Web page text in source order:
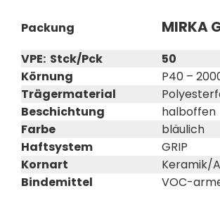
Packung MIRKA
VPE: Stck/Pck
50
Körnung
P40 –
Trägermaterial
Beschichtung
halboffen
Farbe
bläulich
Haftsystem
GRIP
Kornart
Keramik/
Bindemittel
VOC-